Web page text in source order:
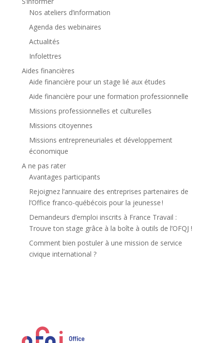
Nos ateliers d’information
Agenda des webinaires
Actualités
Infolettres
Aides financières
Aide financière pour un stage lié aux études
Aide financière pour une formation professionnelle
Missions professionnelles et culturelles
Missions citoyennes
Missions entrepreneuriales et développement
économique
A ne pas rater
Avantages participants
Rejoignez l’annuaire des entreprises partenaires de
l’Office franco-québécois pour la jeunesse !
Demandeurs d’emploi inscrits à France Travail :
Trouve ton stage grâce à la boîte à outils de l’OFQJ !
Comment bien postuler à une mission de service
civique international ?